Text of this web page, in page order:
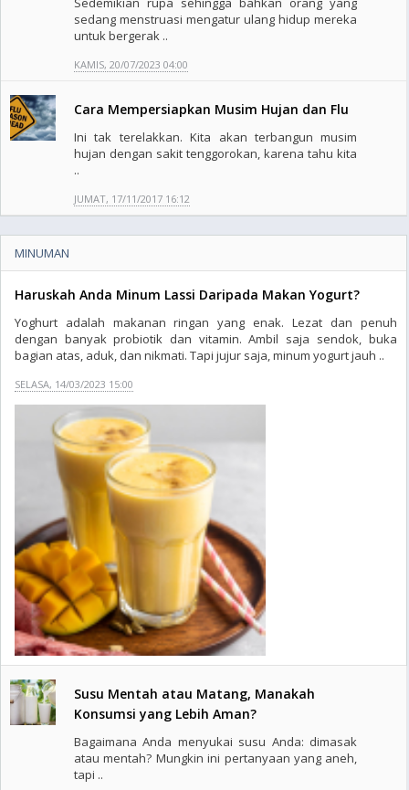
sedang menstruasi mengatur ulang hidup mereka
untuk bergerak ..
KAMIS, 20/07/2023 04:00
Cara Mempersiapkan Musim Hujan dan Flu
Ini tak terelakkan. Kita akan terbangun musim
hujan dengan sakit tenggorokan, karena tahu kita
..
JUMAT, 17/11/2017 16:12
MINUMAN
Haruskah Anda Minum Lassi Daripada Makan Yogurt?
Yoghurt adalah makanan ringan yang enak. Lezat dan penuh
dengan banyak probiotik dan vitamin. Ambil saja sendok, buka
bagian atas, aduk, dan nikmati. Tapi jujur saja, minum yogurt jauh ..
SELASA, 14/03/2023 15:00
Susu Mentah atau Matang, Manakah
Konsumsi yang Lebih Aman?
Bagaimana Anda menyukai susu Anda: dimasak
atau mentah? Mungkin ini pertanyaan yang aneh,
tapi ..